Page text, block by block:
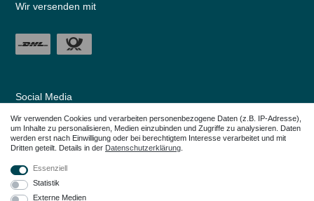
Wir versenden mit
Social Media
Wir verwenden Cookies und verarbeiten personenbezogene Daten (z.B. IP-Adresse),
um Inhalte zu personalisieren, Medien einzubinden und Zugriffe zu analysieren. Daten
werden erst nach Einwilligung oder bei berechtigtem Interesse verarbeitet und mit
Dritten geteilt. Details in der Daten­schutz­erklärung
Essenziell
Statistik
Externe Medien